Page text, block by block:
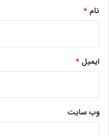
نام *
ایمیل *
وب‌ سایت